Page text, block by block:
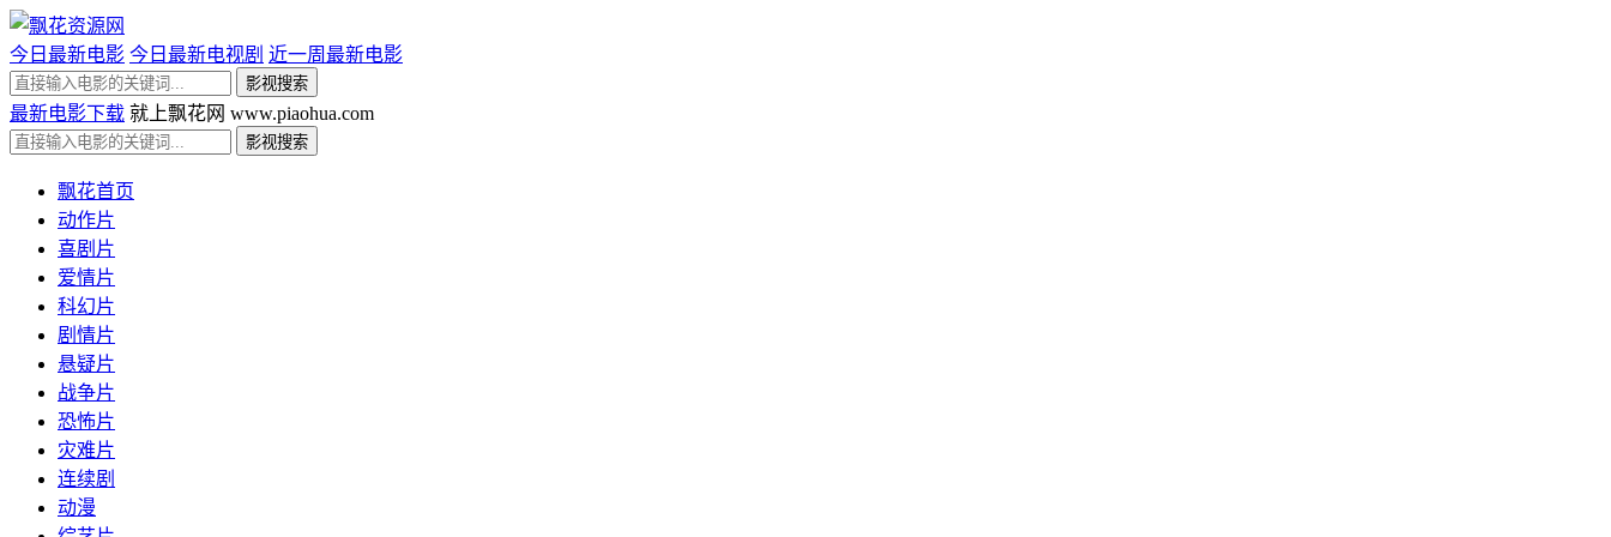
今日最新电影 今日最新电视剧 近一周最新电影
最新电影下载 就上飘花网 www.piaohua.com
飘花首页
动作片
喜剧片
爱情片
科幻片
剧情片
悬疑片
战争片
恐怖片
灾难片
连续剧
动漫